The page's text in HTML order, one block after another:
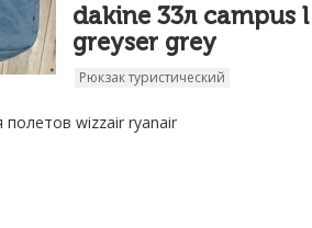
dakine 33л campus l
greyser grey
Рюкзак туристический
полетов wizzair ryanair